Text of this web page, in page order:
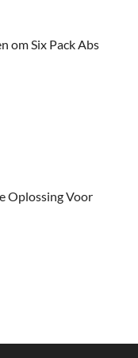
om Six Pack Abs
Oplossing Voor